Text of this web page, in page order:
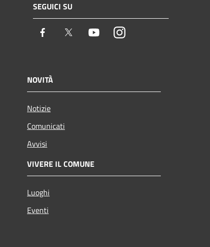
SEGUICI SU
Facebook Twitter YoutubeInstagram
NOVITÀ
Notizie
Comunicati
Avvisi
VIVERE IL COMUNE
Luoghi
Eventi